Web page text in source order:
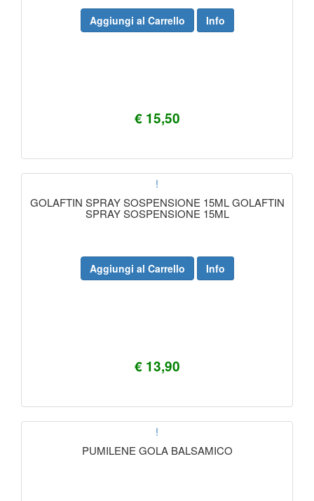
€ 15,50
Aggiungi al Carrello Info
!
GOLAFTIN SPRAY SOSPENSIONE 15ML GOLAFTIN
SPRAY SOSPENSIONE 15ML
€ 13,90
Aggiungi al Carrello Info
!
PUMILENE GOLA BALSAMICO